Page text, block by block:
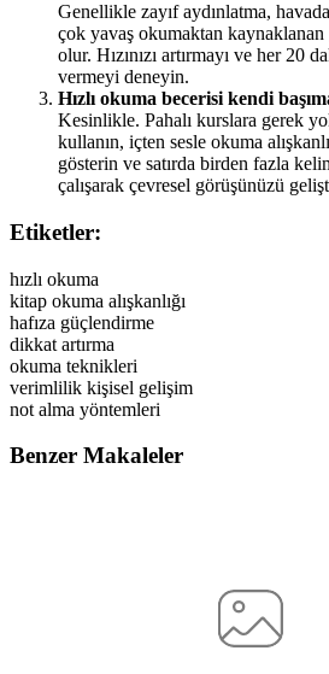
Genellikle zayıf aydınlatma,
çok yavaş okumaktan
olur. Hızınızı artırmayı ve her 20
vermeyi deneyin.
Hızlı okuma becerisi kendi
Kesinlikle. Pahalı kurslara gerek
kullanın, içten sesle okuma
gösterin ve satırda birden fazla
çalışarak çevresel görüşünüzü
Etiketler:
hızlı okuma
kitap okuma alışkanlığı
hafıza güçlendirme
dikkat artırma
okuma teknikleri
verimlilik kişisel gelişim
not alma yöntemleri
Benzer Makaleler